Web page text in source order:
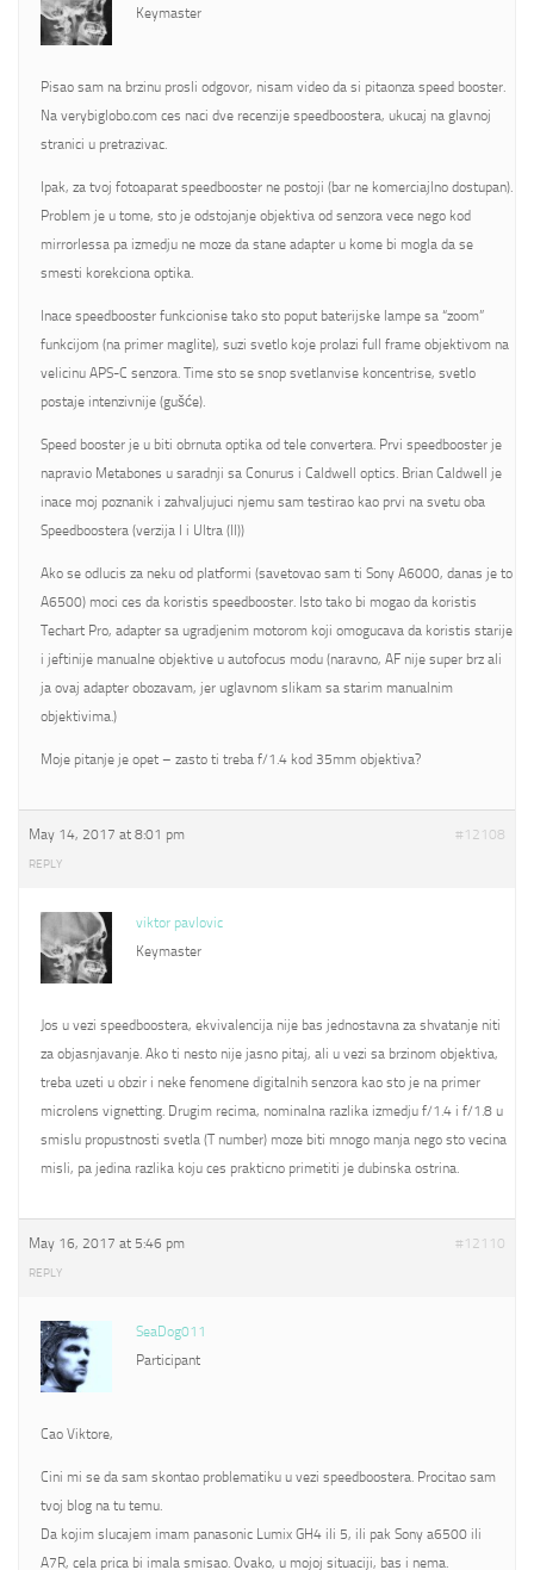
Keymaster
Pisao sam na brzinu prosli odgovor, nisam video da si pitaonza speed booster.
Na verybiglobo.com ces naci dve recenzije speedboostera, ukucaj na glavnoj
stranici u pretrazivac.
Ipak, za tvoj fotoaparat speedbooster ne postoji (bar ne komerciajlno dostupan).
Problem je u tome, sto je odstojanje objektiva od senzora vece nego kod
mirrorlessa pa izmedju ne moze da stane adapter u kome bi mogla da se
smesti korekciona optika.
Inace speedbooster funkcionise tako sto poput baterijske lampe sa “zoom”
funkcijom (na primer maglite), suzi svetlo koje prolazi full frame objektivom na
velicinu APS-C senzora. Time sto se snop svetlanvise koncentrise, svetlo
postaje intenzivnije (gušće).
Speed booster je u biti obrnuta optika od tele convertera. Prvi speedbooster je
napravio Metabones u saradnji sa Conurus i Caldwell optics. Brian Caldwell je
inace moj poznanik i zahvaljujuci njemu sam testirao kao prvi na svetu oba
Speedboostera (verzija I i Ultra (II))
Ako se odlucis za neku od platformi (savetovao sam ti Sony A6000, danas je to
A6500) moci ces da koristis speedbooster. Isto tako bi mogao da koristis
Techart Pro, adapter sa ugradjenim motorom koji omogucava da koristis starije
i jeftinije manualne objektive u autofocus modu (naravno, AF nije super brz ali
ja ovaj adapter obozavam, jer uglavnom slikam sa starim manualnim
objektivima.)
Moje pitanje je opet – zasto ti treba f/1.4 kod 35mm objektiva?
May 14, 2017 at 8:01 pm #12108
REPLY
viktor pavlovic
Keymaster
Jos u vezi speedboostera, ekvivalencija nije bas jednostavna za shvatanje niti
za objasnjavanje. Ako ti nesto nije jasno pitaj, ali u vezi sa brzinom objektiva,
treba uzeti u obzir i neke fenomene digitalnih senzora kao sto je na primer
microlens vignetting. Drugim recima, nominalna razlika izmedju f/1.4 i f/1.8 u
smislu propustnosti svetla (T number) moze biti mnogo manja nego sto vecina
misli, pa jedina razlika koju ces prakticno primetiti je dubinska ostrina.
May 16, 2017 at 5:46 pm #12110
REPLY
SeaDog011
Participant
Cao Viktore,
Cini mi se da sam skontao problematiku u vezi speedboostera. Procitao sam
tvoj blog na tu temu.
Da kojim slucajem imam panasonic Lumix GH4 ili 5, ili pak Sony a6500 ili
A7R, cela prica bi imala smisao. Ovako, u mojoj situaciji, bas i nema.